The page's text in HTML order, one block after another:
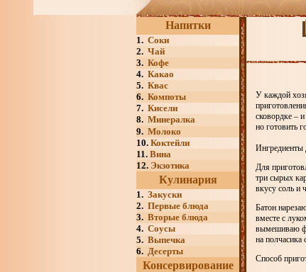
Напитки
1. Соки
2. Чай
3. Кофе
4. Какао
5. Квас
6. Компоты
7. Кисели
8. Минералка
9. Молоко
10. Коктейли
11. Вина
12. Экзотика
Кулинария
1. Закуски
2. Первые блюда
3. Вторые блюда
4. Соусы
5. Выпечка
6. Десерты
Консервирование
У каждой
сковордке –
но готовить
Ингредиенты
Для
три сырых
вкусу соль и
Батон
вместе с
вымешиваю
на полчасика
Способ